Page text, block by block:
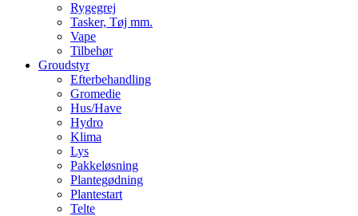
Rygegrej
Tasker, Tøj mm.
Vape
Tilbehør
Groudstyr
Efterbehandling
Gromedie
Hus/Have
Hydro
Klima
Lys
Pakkeløsning
Plantegødning
Plantestart
Telte